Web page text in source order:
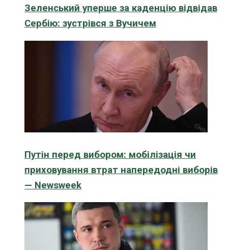
Зеленський уперше за каденцію відвідав
Сербію: зустрівся з Вучичем
Путін перед вибором: мобілізація чи
приховування втрат напередодні виборів
— Newsweek